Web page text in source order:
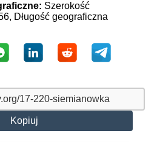
Szerokość
Długość geograficzna
Kopiuj